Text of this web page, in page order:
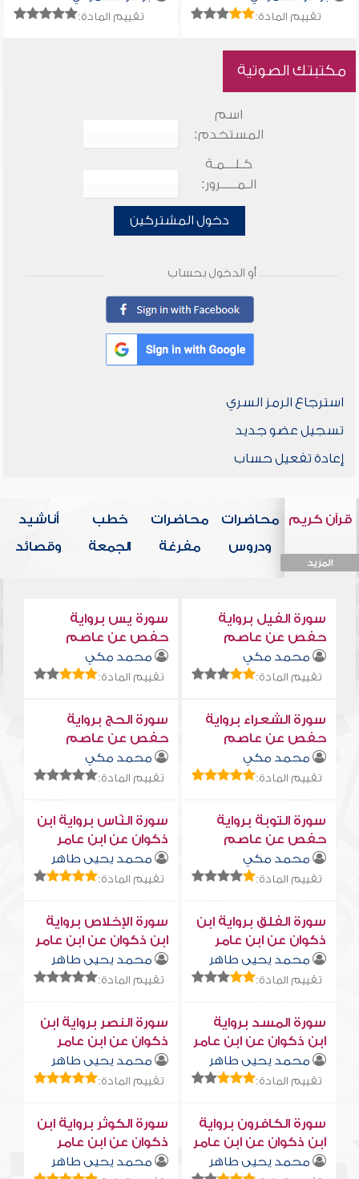
تقييم المادة: تقييم المادة:
مكتبتك الصوتية
اسم
المستخدم:
كـلـــمـة
الـمـــــرور:
دخول المشتركين
أو الدخول بحساب
استرجاع الرمز السري
تسجيل عضو جديد
إعادة تفعيل حساب
قرآن كريم
المزيد
محاضرات
ودروس
محاضرات
مفرغة
خطب
الجمعة
أناشيد
وقصائد
سورة الفيل برواية
حفص عن عاصم
محمد مكي
تقييم المادة:
سورة يس برواية
حفص عن عاصم
محمد مكي
تقييم المادة:
سورة الشعراء برواية
حفص عن عاصم
محمد مكي
تقييم المادة:
سورة الحج برواية
حفص عن عاصم
محمد مكي
تقييم المادة:
سورة التوبة برواية
حفص عن عاصم
محمد مكي
تقييم المادة:
سورة النّاس برواية ابن
ذكوان عن ابن عامر
محمد يحيى طاهر
تقييم المادة:
سورة الفلق برواية ابن
ذكوان عن ابن عامر
محمد يحيى طاهر
تقييم المادة:
سورة الإخلاص برواية
ابن ذكوان عن ابن عامر
محمد يحيى طاهر
تقييم المادة:
سورة المسد برواية
ابن ذكوان عن ابن عامر
محمد يحيى طاهر
تقييم المادة:
سورة النصر برواية ابن
ذكوان عن ابن عامر
محمد يحيى طاهر
تقييم المادة:
سورة الكافرون برواية
ابن ذكوان عن ابن عامر
محمد يحيى طاهر
سورة الكوثر برواية ابن
ذكوان عن ابن عامر
محمد يحيى طاهر